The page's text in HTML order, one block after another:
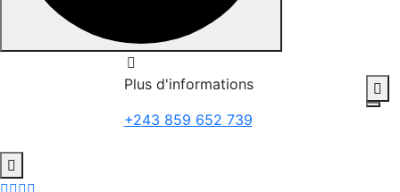
Plus d'informations
+243 859 652 739